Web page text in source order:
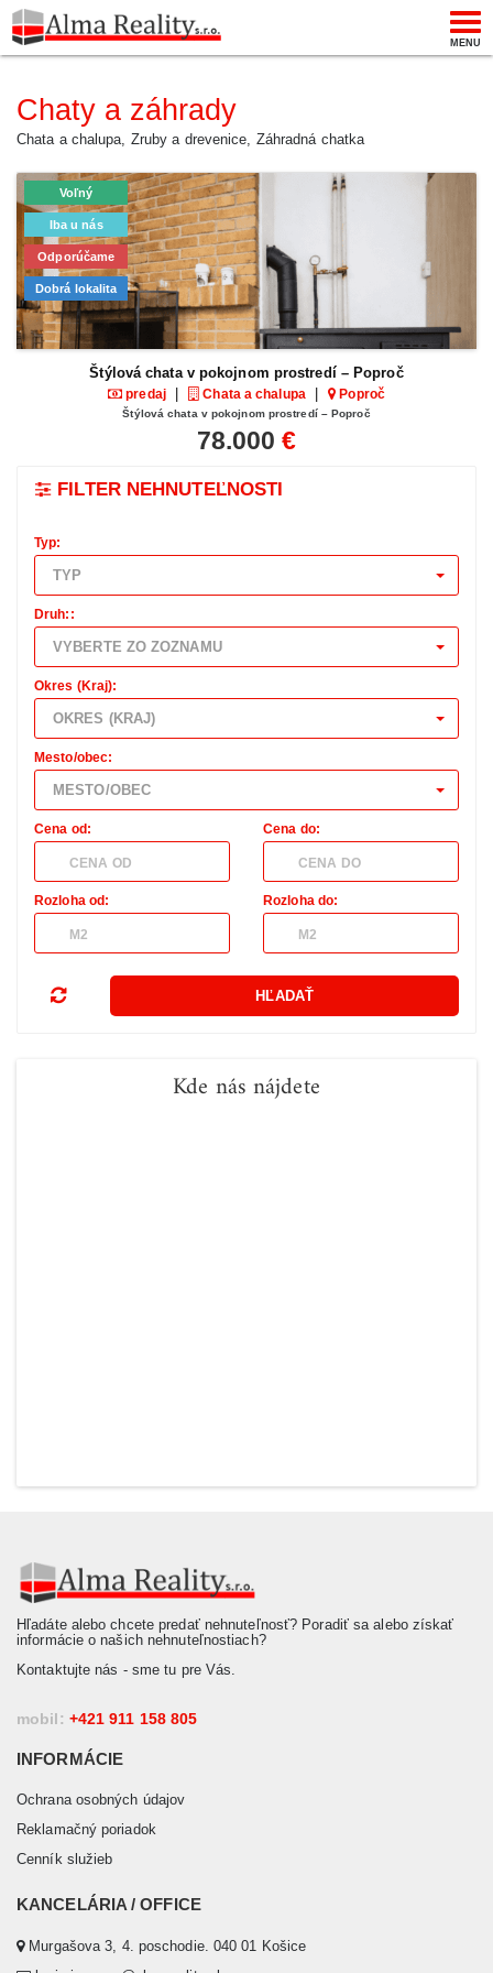
MENU
Chaty a záhrady
Chata a chalupa, Zruby a drevenice, Záhradná chatka
Voľný
Iba u nás
Odporúčame
Dobrá lokalita
Štýlová chata v pokojnom prostredí – Poproč
predaj | Chata a chalupa | Poproč
Štýlová chata v pokojnom prostredí – Poproč
78.000€
FILTER NEHNUTEĽNOSTI
Typ:
TYP
Druh::
VYBERTE ZO ZOZNAMU
Okres (Kraj):
OKRES (KRAJ)
Mesto/obec:
MESTO/OBEC
Cena od: Cena do:
Rozloha od: Rozloha do:
Kde nás nájdete
Hľadáte alebo chcete predať nehnuteľnosť? Poradiť sa alebo získať
informácie o našich nehnuteľnostiach?
Kontaktujte nás - sme tu pre Vás.
mobil: +421 911 158 805
INFORMÁCIE
Ochrana osobných údajov
Reklamačný poriadok
Cenník služieb
KANCELÁRIA / OFFICE
Murgašova 3, 4. poschodie. 040 01 Košice